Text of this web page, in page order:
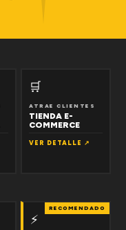
🛒
ATRAE CLIENTES
TIENDA E-
COMMERCE
VER DETALLE ↗
RECOMENDADO
⚡